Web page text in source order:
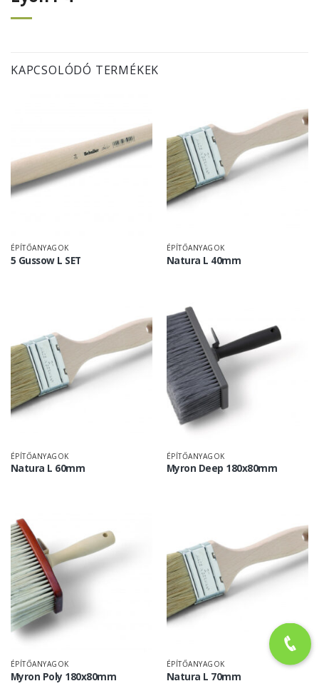
KAPCSOLÓDÓ TERMÉKEK
ÉPÍTŐANYAGOK
5 Gussow L SET
ÉPÍTŐANYAGOK
Natura L 40mm
ÉPÍTŐANYAGOK
Natura L 60mm
ÉPÍTŐANYAGOK
Myron Deep 180x80mm
ÉPÍTŐANYAGOK
Myron Poly 180x80mm
ÉPÍTŐANYAGOK
Natura L 70mm